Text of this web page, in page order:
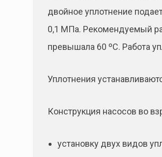
двойное уплотнение
0,1 МПа. Рекомендуемый
превышала 60 ºС. Работа
Уплотнения
Конструкция насосов во
установку двух видов